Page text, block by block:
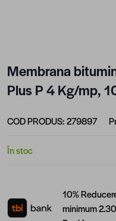
Membrana
Plus P 4 Kg/mp,
COD PRODUS:279897
În stoc
10%
minimum